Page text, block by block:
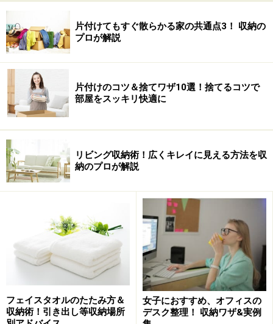
予備のペーパーを使ったら頭上のケースから補充するよ
うにしています。
※記事内容は執筆時点のものです。最新の内容をご確認くださ
い。
【編集部おすすめの購入サイト】
Amazonで人気の収納グッズをチェック！
楽天市場で人気の収納用品をチェック！
片付けてもすぐ散らかる家の共通点3！ 収納の
プロが解説
片付けのコツ＆捨てワザ10選！捨てるコツで
部屋をスッキリ快適に
リビング収納術！広くキレイに見える方法を収
納のプロが解説
フェイスタオルのたたみ方＆
収納術！引き出し等収納場所
女子におすすめ、オフィスの
デスク整理！ 収納ワザ&実例